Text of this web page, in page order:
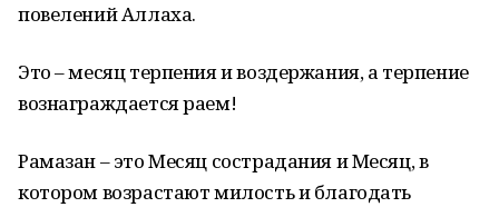
повелений Аллаха.
Это – месяц терпения и воздержания, а терпение
вознаграждается раем!
Рамазан – это Месяц сострадания и Месяц, в
котором возрастают милость и благодать